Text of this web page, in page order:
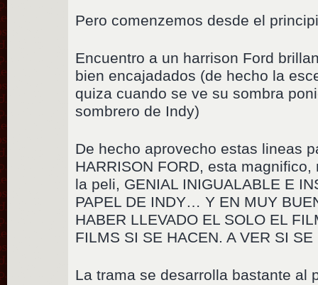
Pero comenzemos desde el
Encuentro a un harrison Ford
bien encajadados (de hecho la
quiza cuando se ve su sombra
sombrero de Indy)
De hecho aprovecho estas lineas
HARRISON FORD, esta
la peli, GENIAL INIGUALABLE E
PAPEL DE INDY… Y EN MUY
HABER LLEVADO EL SOLO EL
FILMS SI SE HACEN. A VER SI
La trama se desarrolla bastante al